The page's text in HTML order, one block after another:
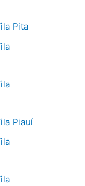
Pita
Piauí